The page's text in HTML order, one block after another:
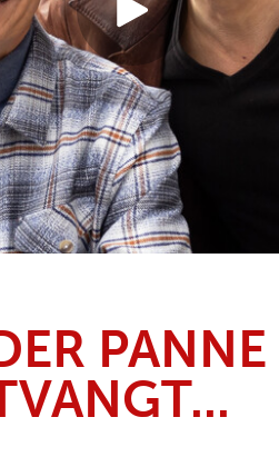
PANNE